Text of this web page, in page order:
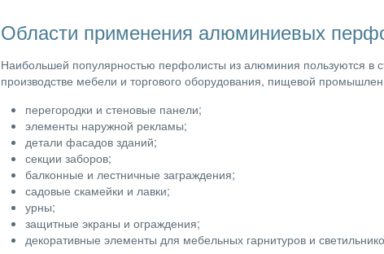
Области применения алюминиевых
Наибольшей популярностью перфолисты из алюминия пользуются в
производстве мебели и торгового оборудования, пищевой
перегородки и стеновые панели;
элементы наружной рекламы;
детали фасадов зданий;
секции заборов;
балконные и лестничные заграждения;
садовые скамейки и лавки;
урны;
защитные экраны и ограждения;
декоративные элементы для мебельных гарнитуров и